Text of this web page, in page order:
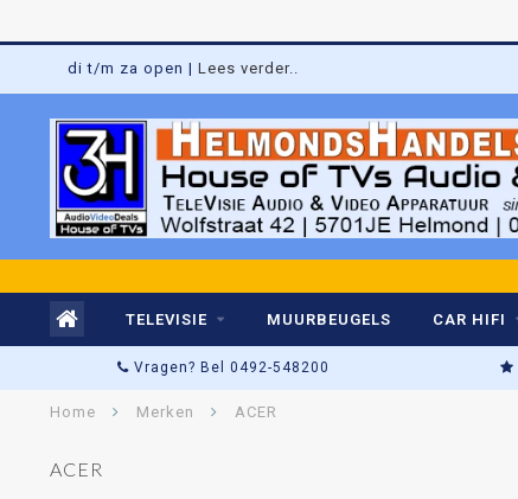
di t/m za open | Lees verder..
TELEVISIE MUURBEUGELS CAR HIFI
Vragen? Bel 0492-548200
Home Merken ACER
ACER